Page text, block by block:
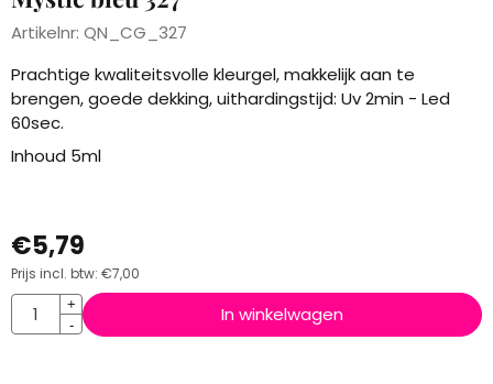
Artikelnr: QN_CG_327
Prachtige kwaliteitsvolle kleurgel, makkelijk aan te
brengen, goede dekking, uithardingstijd: Uv 2min - Led
60sec.
Inhoud 5ml
€5,79
Prijs incl. btw: €7,00
Aantal
+
-
In winkelwagen